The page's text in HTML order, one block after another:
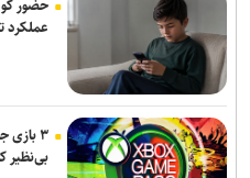
حضور
عملکرد
۳
بی‌نظیر